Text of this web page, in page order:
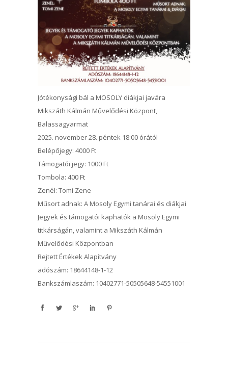
Jótékonysági bál a MOSOLY diákjai javára
Mikszáth Kálmán Művelődési Központ,
Balassagyarmat
2025. november 28. péntek 18:00 órától
Belépőjegy: 4000 Ft
Támogatói jegy: 1000 Ft
Tombola: 400 Ft
Zenél: Tomi Zene
Műsort adnak: A Mosoly Egymi tanárai és diákjai
Jegyek és támogatói kaphatók a Mosoly Egymi
titkárságán, valamint a Mikszáth Kálmán
Művelődési Központban
Rejtett Értékek Alapítvány
adószám: 18644148-1-12
Bankszámlaszám: 10402771-50505648-54551001